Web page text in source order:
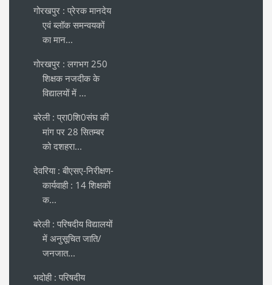
गोरखपुर : प्रेरक मानदेय
एवं ब्लॉक समन्वयकों
का मान...
गोरखपुर : लगभग 250
शिक्षक नजदीक के
विद्यालयों में ...
बरेली : प्रा0शि0संघ की
मांग पर 28 सितम्बर
को दशहरा...
देवरिया : बीएसए-निरीक्षण-
कार्यवाही : 14 शिक्षकों
क...
बरेली : परिषदीय विद्यालयों
में अनुसूचित जाति/
जनजात...
भदोही : परिषदीय